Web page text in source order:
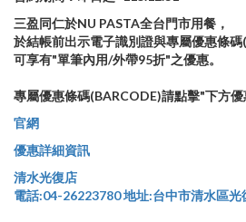
三盈同仁於NU PASTA全台門市用餐，
於結帳前出示電子識別證與專屬優惠條碼
可享有"單筆內用/外帶95折"之優惠。
專屬優惠條碼(BARCODE)請點擊"下方優
官網
優惠詳細資訊
清水光復店
電話:04-26223780 地址:台中市清水區